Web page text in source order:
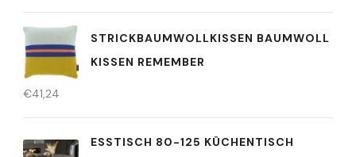
STRICKBAUMWOLLKISSEN BAUMWOLL
KISSEN REMEMBER
€41,24
ESSTISCH 80-125 KÜCHENTISCH